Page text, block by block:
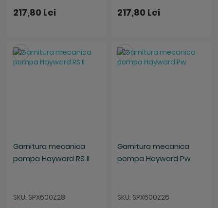
217,80 Lei 217,80 Lei
Garnitura mecanica
pompa Hayward RS II
SKU: SPX600Z28
Salveaza
Garnitura mecanica
pompa Hayward Pw
SKU: SPX600Z26
Salveaza